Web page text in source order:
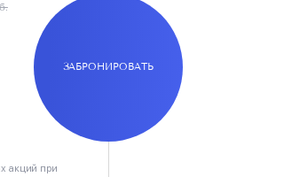
акций при
ЗАБРОНИРОВАТЬ